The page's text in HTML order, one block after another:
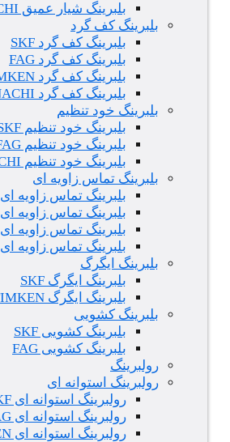
بلبرینگ شیار عمیق NACHI
بلبرینگ کف گرد
بلبرینگ کف گرد SKF
بلبرینگ کف گرد FAG
بلبرینگ کف گرد TIMKEN
بلبرینگ کف گرد NACHI
بلبرینگ خود تنظیم
بلبرینگ خود تنظیم SKF
بلبرینگ خود تنظیم FAG
بلبرینگ خود تنظیم NACHI
بلبرینگ تماس زاویه ای
بلبرینگ تماس زاویه ای SKF
بلبرینگ تماس زاویه ای FAG
بلبرینگ تماس زاویه ای TIMKEN
بلبرینگ تماس زاویه ای NACHI
بلبرینگ ایگرگ
بلبرینگ ایگرگ SKF
بلبرینگ ایگرگ TIMKEN
بلبرینگ کشویی
بلبرینگ کشویی SKF
بلبرینگ کشویی FAG
رولبرینگ
رولبرینگ استوانه ای
رولبرینگ استوانه ای SKF
رولبرینگ استوانه ای FAG
رولبرینگ استوانه ای TIMKEN